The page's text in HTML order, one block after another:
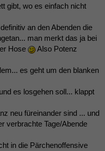
gibt, wo es einfach nicht
an den Abenden die
man merkt das ja bei
Hose
Also Potenz
es geht um den blanken
es losgehen soll... klappt
neu füreinander sind ... und
verbrachte Tage/Abende
in die Pärchenoffensive